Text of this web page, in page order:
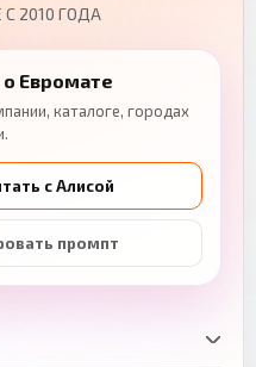
2010 ГОДА
Евромате
каталоге, городах
с Алисой
промпт